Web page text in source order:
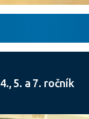
4., 5. a 7. ročník